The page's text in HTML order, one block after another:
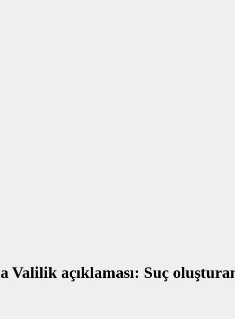
Valilik açıklaması: Suç